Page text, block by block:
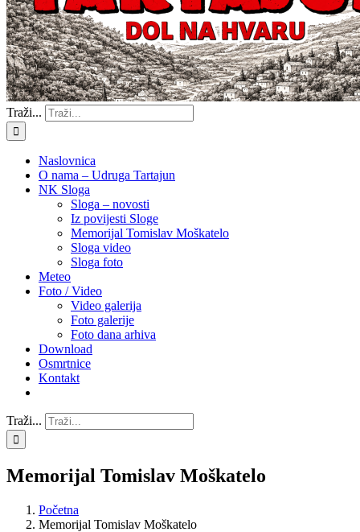
Traži...
Naslovnica
O nama – Udruga Tartajun
NK Sloga
Sloga – novosti
Iz povijesti Sloge
Memorijal Tomislav Moškatelo
Sloga video
Sloga foto
Meteo
Foto / Video
Video galerija
Foto galerije
Foto dana arhiva
Download
Osmrtnice
Kontakt
Traži...
Memorijal Tomislav Moškatelo
Početna
Memorijal Tomislav Moškatelo